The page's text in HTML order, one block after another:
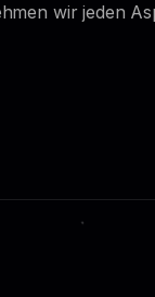
wir jeden